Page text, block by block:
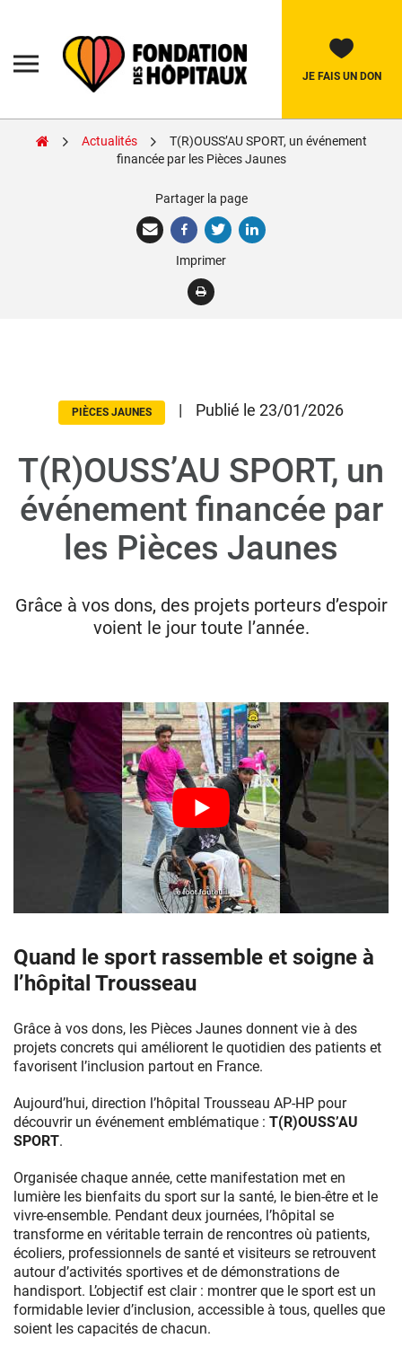
des
Hôpitaux
JE FAIS UN DON
Nous soutenir
Donateurs
Hôpitaux
Legs
Actualités
T(R)OUSS’AU SPORT, un événement
financée par les Pièces Jaunes
Partager la page
Imprimer
PIÈCES JAUNES | Publié le 23/01/2026
T(R)OUSS’AU SPORT, un
événement financée par
les Pièces Jaunes
Grâce à vos dons, des projets porteurs d’espoir
voient le jour toute l’année.
Quand le sport rassemble et soigne à
l’hôpital Trousseau
Grâce à vos dons, les Pièces Jaunes donnent vie à des
projets concrets qui améliorent le quotidien des patients et
favorisent l’inclusion partout en France.
Aujourd’hui, direction l’hôpital Trousseau AP-HP pour
découvrir un événement emblématique : T(R)OUSS’AU
SPORT.
Organisée chaque année, cette manifestation met en
lumière les bienfaits du sport sur la santé, le bien-être et le
vivre-ensemble. Pendant deux journées, l’hôpital se
transforme en véritable terrain de rencontres où patients,
écoliers, professionnels de santé et visiteurs se retrouvent
autour d’activités sportives et de démonstrations de
handisport. L’objectif est clair : montrer que le sport est un
formidable levier d’inclusion, accessible à tous, quelles que
soient les capacités de chacun.